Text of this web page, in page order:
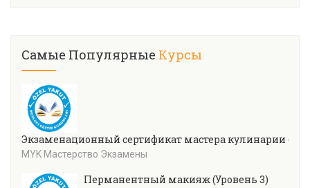
Самые Популярные Курсы
Экзаменационный сертификат мастера кулинарии
MYK Мастерство Экзамены
Перманентный макияж (Уровень 3)